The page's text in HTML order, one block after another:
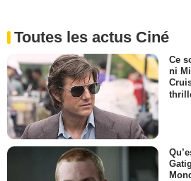
Toutes les actus Ciné
Ce
ni